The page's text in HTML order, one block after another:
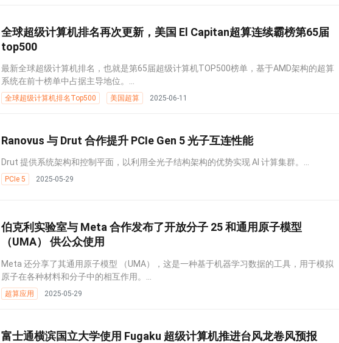
全球超级计算机排名再次更新，美国 El Capitan超算连续霸榜第65届
top500
最新全球超级计算机排名，也就是第65届超级计算机TOP500榜单，基于AMD架构的超算
系统在前十榜单中占据主导地位。...
全球超级计算机排名Top500 美国超算 2025-06-11
Ranovus 与 Drut 合作提升 PCIe Gen 5 光子互连性能
Drut 提供系统架构和控制平面，以利用全光子结构架构的优势实现 AI 计算集群。...
PCIe 5 2025-05-29
伯克利实验室与 Meta 合作发布了开放分子 25 和通用原子模型
（UMA） 供公众使用
Meta 还分享了其通用原子模型 （UMA），这是一种基于机器学习数据的工具，用于模拟
原子在各种材料和分子中的相互作用。...
超算应用 2025-05-29
富士通横滨国立大学使用 Fugaku 超级计算机推进台风龙卷风预报